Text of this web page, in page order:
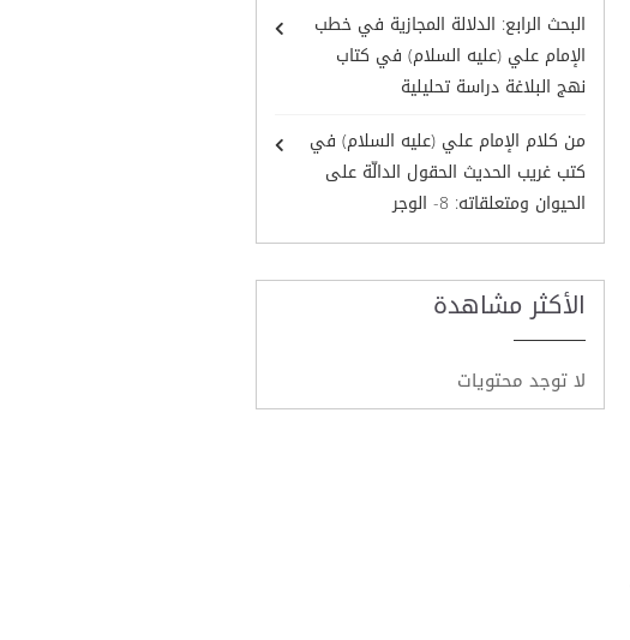
البحث الرابع: الدلالة المجازية في خطب
الإمام علي (عليه السلام) في كتاب
نهج البلاغة دراسة تحليلية
من كلام الإمام علي (عليه السلام) في
كتب غريب الحديث الحقول الدالّة على
الحيوان ومتعلقاته: 8- الوجر
الأكثر مشاهدة
لا توجد محتويات